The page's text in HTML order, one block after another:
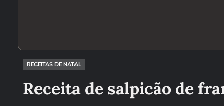
RECEITAS DE NATAL
Receita de salpicão de